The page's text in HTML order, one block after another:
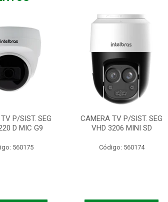
P/SIST. SEG
D MIC G9
560175
CAMERA TV P/SIST. SEG
VHD 3206 MINI SD
Código: 560174